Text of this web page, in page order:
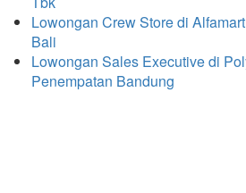
Lowongan Crew Store di
Bali
Lowongan Sales Executive di
Penempatan Bandung